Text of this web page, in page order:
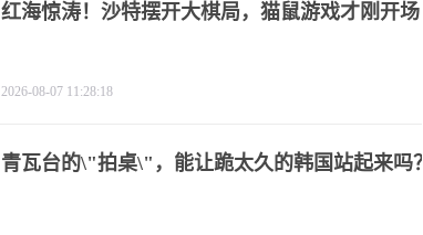
红海惊涛！沙特摆开大棋局，猫鼠游戏才刚开场
2026-08-07 11:28:18
青瓦台的\"拍桌\"，能让跪太久的韩国站起来吗？